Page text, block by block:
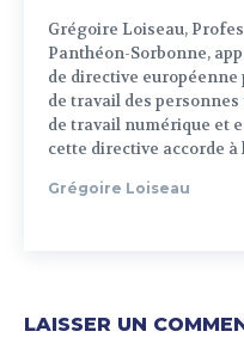
Grégoire Loiseau,
Panthéon-Sorbonne,
de directive
de travail des
de travail numérique et
cette directive accorde
Grégoire Loiseau
LAISSER UN